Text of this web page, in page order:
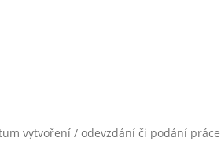
vytvoření / odevzdání či podání